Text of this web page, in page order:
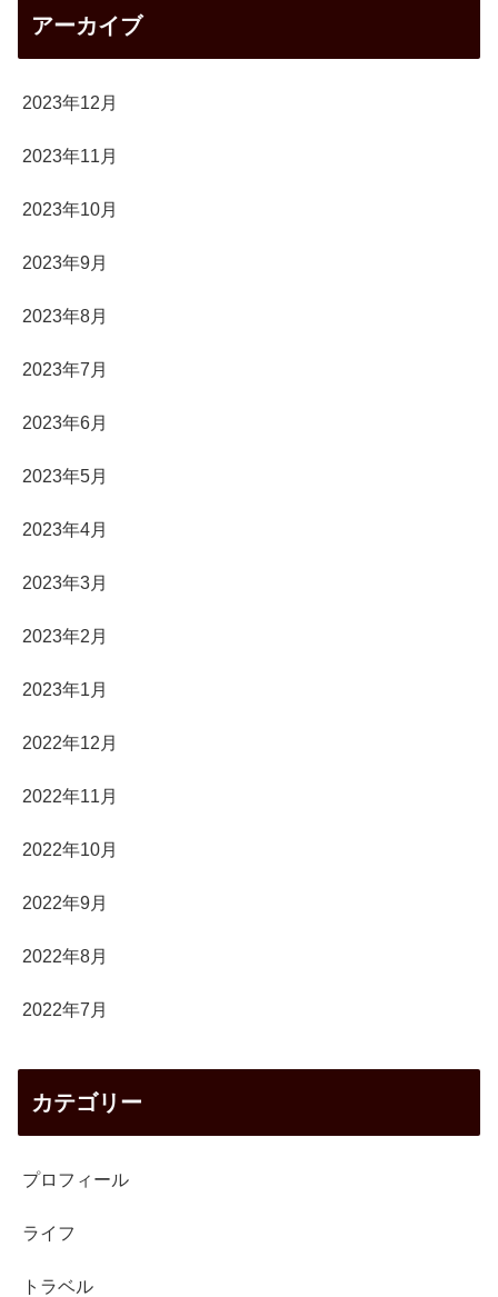
アーカイブ
2023年12月
2023年11月
2023年10月
2023年9月
2023年8月
2023年7月
2023年6月
2023年5月
2023年4月
2023年3月
2023年2月
2023年1月
2022年12月
2022年11月
2022年10月
2022年9月
2022年8月
2022年7月
カテゴリー
プロフィール
ライフ
トラベル